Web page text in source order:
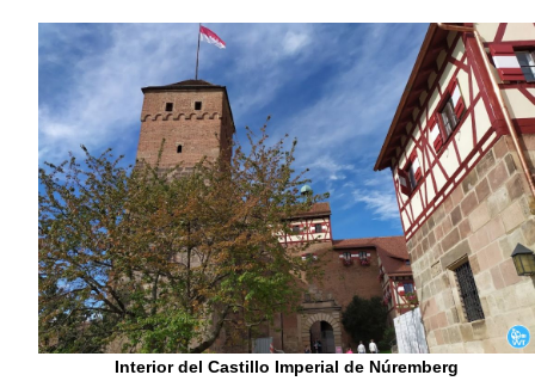
Interior del Castillo Imperial de Núremberg